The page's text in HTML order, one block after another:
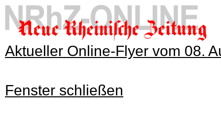
Aktueller Online-Flyer vom 08.
Fenster schließen